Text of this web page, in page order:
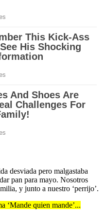
desviada pero malgastaba
pan para mayo. Nosotros
y junto a nuestro ‘perrijo’.
‘Mande quien mande’...